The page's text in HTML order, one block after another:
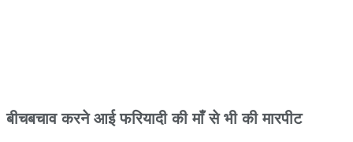
बीचबचाव करने आई फरियादी की माँ से भी की मारपीट